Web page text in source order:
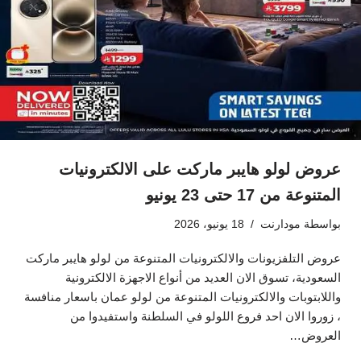
عروض لولو هايبر ماركت على الالكترونيات
المتنوعة من 17 حتى 23 يونيو
بواسطة مودارنت 18 يونيو، 2026
عروض التلفزيونات والالكترونيات المتنوعة من لولو هايبر ماركت
السعودية، تسوق الان العديد من أنواع الاجهزة الالكترونية
واللابتوبات والالكترونيات المتنوعة من لولو عمان باسعار منافسة
، زوروا الان احد فروع اللولو في السلطنة واستفيدوا من
العروض…